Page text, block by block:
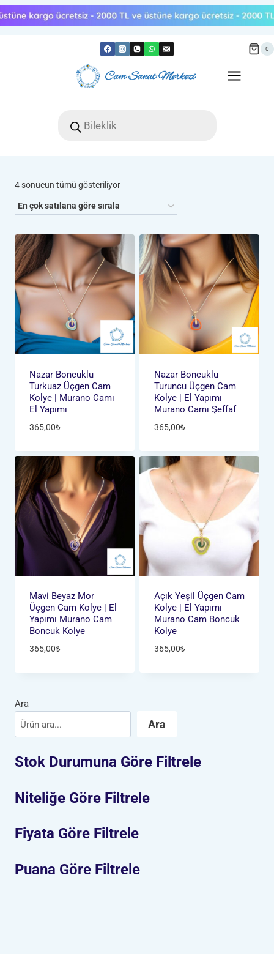
Skip
to
0
search
4 sonucun tümü gösteriliyorPopülerliğe
Nazar Boncuklu
Turkuaz Üçgen Cam
Kolye | Murano Camı
El Yapımı
365,00₺
Nazar Boncuklu
Turuncu Üçgen Cam
Kolye | El Yapımı
Murano Camı Şeffaf
365,00₺
Mavi Beyaz Mor
Üçgen Cam Kolye | El
Yapımı Murano Cam
Boncuk Kolye
365,00₺
Açık Yeşil Üçgen Cam
Kolye | El Yapımı
Murano Cam Boncuk
Kolye
365,00₺
Ara
Ara
Stok Durumuna Göre Filtrele
Niteliğe Göre Filtrele
Fiyata Göre Filtrele
Puana Göre Filtrele